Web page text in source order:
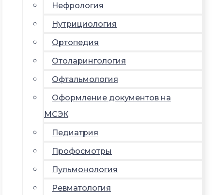
Нефрология
Нутрициология
Ортопедия
Отоларингология
Офтальмология
Оформление документов на
МСЭК
Педиатрия
Профосмотры
Пульмонология
Ревматология